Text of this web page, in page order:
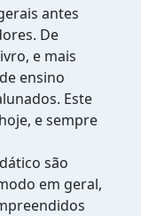
antes
De
e mais
ensino
Este
e sempre
são
em geral,